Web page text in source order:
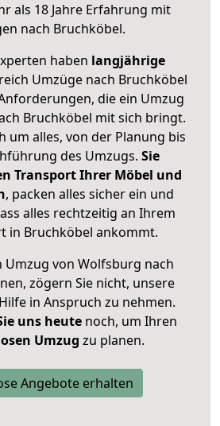
als 18 Jahre Erfahrung mit
nach Bruchköbel.
haben langjährige
Umzüge nach Bruchköbel
die ein Umzug
Bruchköbel mit sich bringt.
um alles, von der Planung bis
des Umzugs. Sie
Transport Ihrer Möbel und
, packen alles sicher ein und
alles rechtzeitig an Ihrem
in Bruchköbel ankommt.
Umzug von Wolfsburg nach
zögern Sie nicht, unsere
in Anspruch zu nehmen.
uns heutenoch, um Ihren
Umzug zu planen.
Angebote erhalten